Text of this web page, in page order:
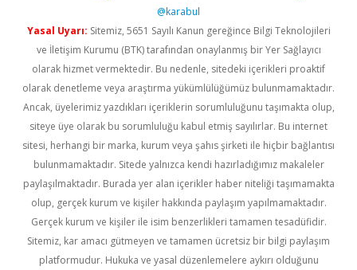
@karabul
Yasal Uyarı: Sitemiz, 5651 Sayılı Kanun gereğince Bilgi Teknolojileri
ve İletişim Kurumu (BTK) tarafından onaylanmış bir Yer Sağlayıcı
olarak hizmet vermektedir. Bu nedenle, sitedeki içerikleri proaktif
olarak denetleme veya araştırma yükümlülüğümüz bulunmamaktadır.
Ancak, üyelerimiz yazdıkları içeriklerin sorumluluğunu taşımakta olup,
siteye üye olarak bu sorumluluğu kabul etmiş sayılırlar. Bu internet
sitesi, herhangi bir marka, kurum veya şahıs şirketi ile hiçbir bağlantısı
bulunmamaktadır. Sitede yalnızca kendi hazırladığımız makaleler
paylaşılmaktadır. Burada yer alan içerikler haber niteliği taşımamakta
olup, gerçek kurum ve kişiler hakkında paylaşım yapılmamaktadır.
Gerçek kurum ve kişiler ile isim benzerlikleri tamamen tesadüfidir.
Sitemiz, kar amacı gütmeyen ve tamamen ücretsiz bir bilgi paylaşım
platformudur. Hukuka ve yasal düzenlemelere aykırı olduğunu